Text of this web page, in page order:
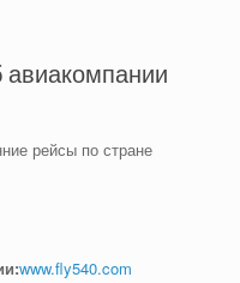
рейсы по стране
www.fly540.com